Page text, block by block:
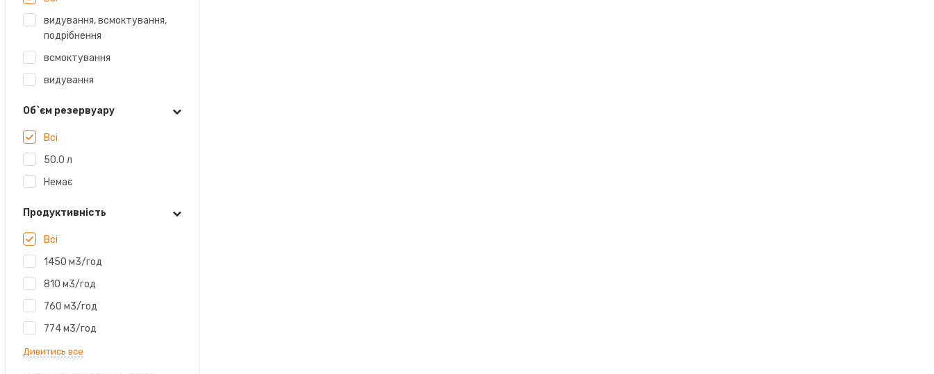
видування, всмоктування,
подрібнення
всмоктування
видування
Об`єм резервуару
Всі
50.0 л
Немає
Продуктивність
Всі
1450 м3/год
810 м3/год
760 м3/год
774 м3/год
Дивитись все